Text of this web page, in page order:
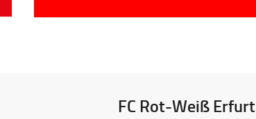
FC Rot-Weiß Erfurt